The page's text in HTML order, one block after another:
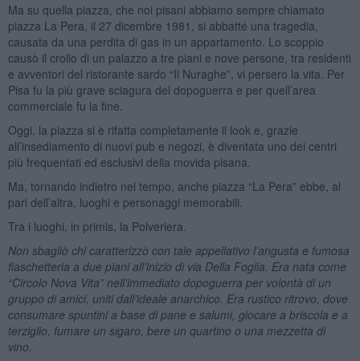
Ma su quella piazza, che noi pisani abbiamo sempre chiamato
piazza La Pera, il 27 dicembre 1981, si abbatté una tragedia,
causata da una perdita di gas in un appartamento. Lo scoppio
causò il crollo di un palazzo a tre piani e nove persone, tra residenti
e avventori del ristorante sardo “Il Nuraghe”, vi persero la vita. Per
Pisa fu la più grave sciagura del dopoguerra e per quell’area
commerciale fu la fine.
Oggi, la piazza si è rifatta completamente il look e, grazie
all’insediamento di nuovi pub e negozi, è diventata uno dei centri
più frequentati ed esclusivi della movida pisana.
Ma, tornando indietro nel tempo, anche piazza “La Pera” ebbe, al
pari dell’altra, luoghi e personaggi memorabili.
Tra i luoghi, in primis, la Polveriera.
Non sbagliò chi caratterizzò con tale appellativo l’angusta e fumosa
fiaschetteria a due piani all’inizio di via Della Foglia. Era nata come
“Circolo Nova Vita” nell’immediato dopoguerra per volontà di un
gruppo di amici, uniti dall’ideale anarchico. Era rustico ritrovo, dove
consumare spuntini a base di pane e salumi, giocare a briscola e a
terziglio, fumare un sigaro, bere un quartino o una mezzetta di
vino.